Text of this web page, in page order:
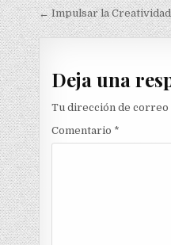
Navegación
de
entradas
← Impulsar la
Deja una
Tu dirección de correo
Comentario *